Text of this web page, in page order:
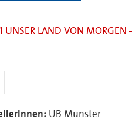
UNSER LAND VON MORGEN
UB Münster